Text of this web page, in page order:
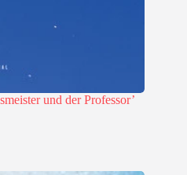
und der Professor’